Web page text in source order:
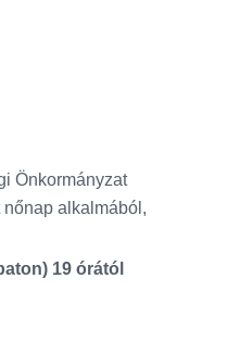
Önkormányzat
alkalmából,
19 órától